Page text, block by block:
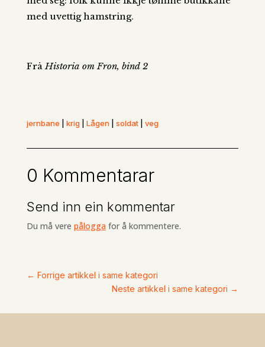
med uvettig hamstring.
FråHistoria om Fron, bind 2
jernbane krig| Lågen| soldat| veg
0 Kommentarar
Send inn ein kommentar
Du må vere påloggafor å kommentere.
← Forrige artikkel i same kategori
Neste artikkel i same kategori →